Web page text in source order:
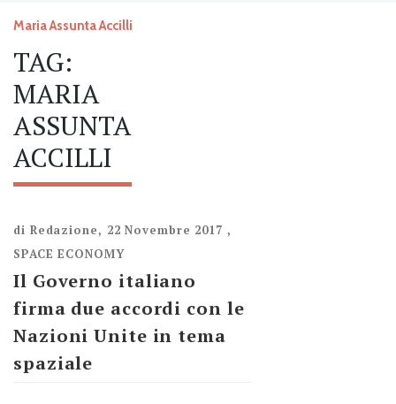
Maria Assunta Accilli
TAG:
MARIA
ASSUNTA
ACCILLI
di Redazione, 22 Novembre 2017 ,
SPACE ECONOMY
Il Governo italiano
firma due accordi con le
Nazioni Unite in tema
spaziale